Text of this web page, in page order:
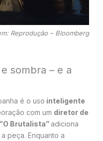
Reprodução – Bloomberg
sombra – e a
é o uso inteligente
com um diretor de
Brutalista”adiciona
peça. Enquanto a